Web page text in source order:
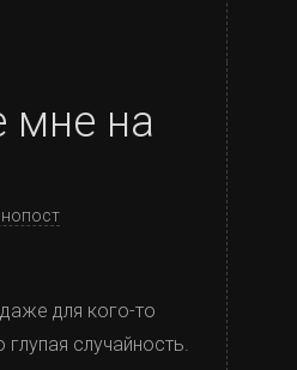
мне на
для кого-то
глупая случайность.